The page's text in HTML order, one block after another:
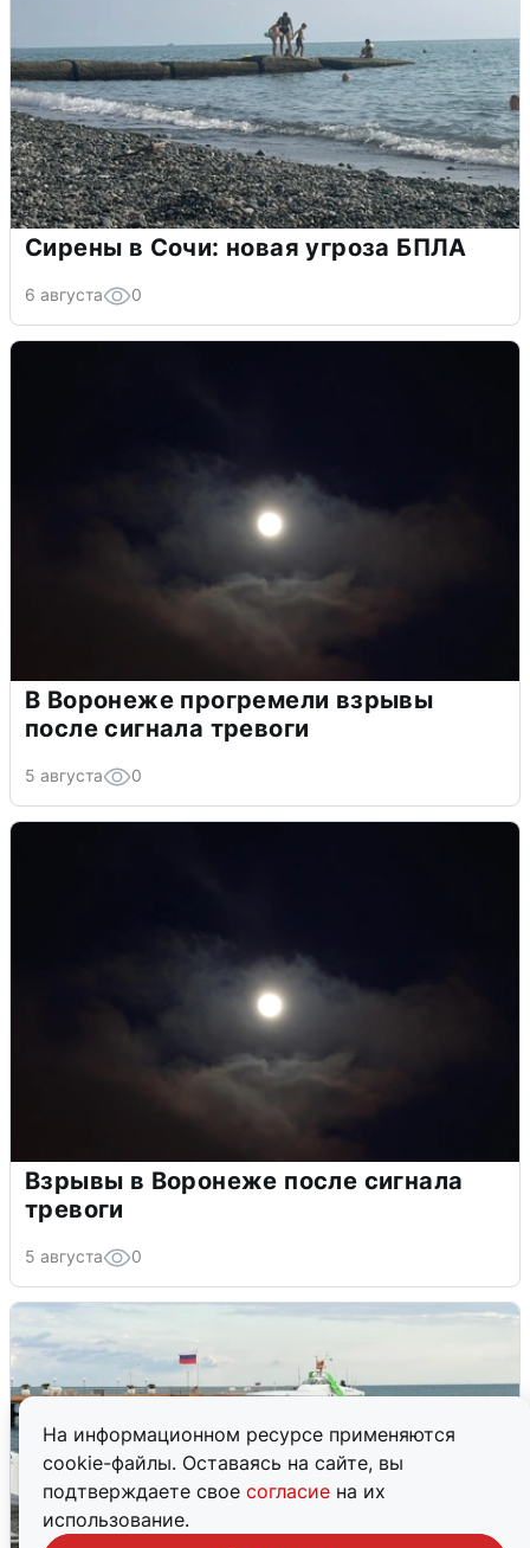
На информационном ресурсе применяются
cookie-файлы. Оставаясь на сайте, вы
подтверждаете свое согласие на их
использование.
Сирены в Сочи: новая угроза БПЛА
6 августа 0
В Воронеже прогремели взрывы
после сигнала тревоги
5 августа 0
Взрывы в Воронеже после сигнала
тревоги
5 августа 0